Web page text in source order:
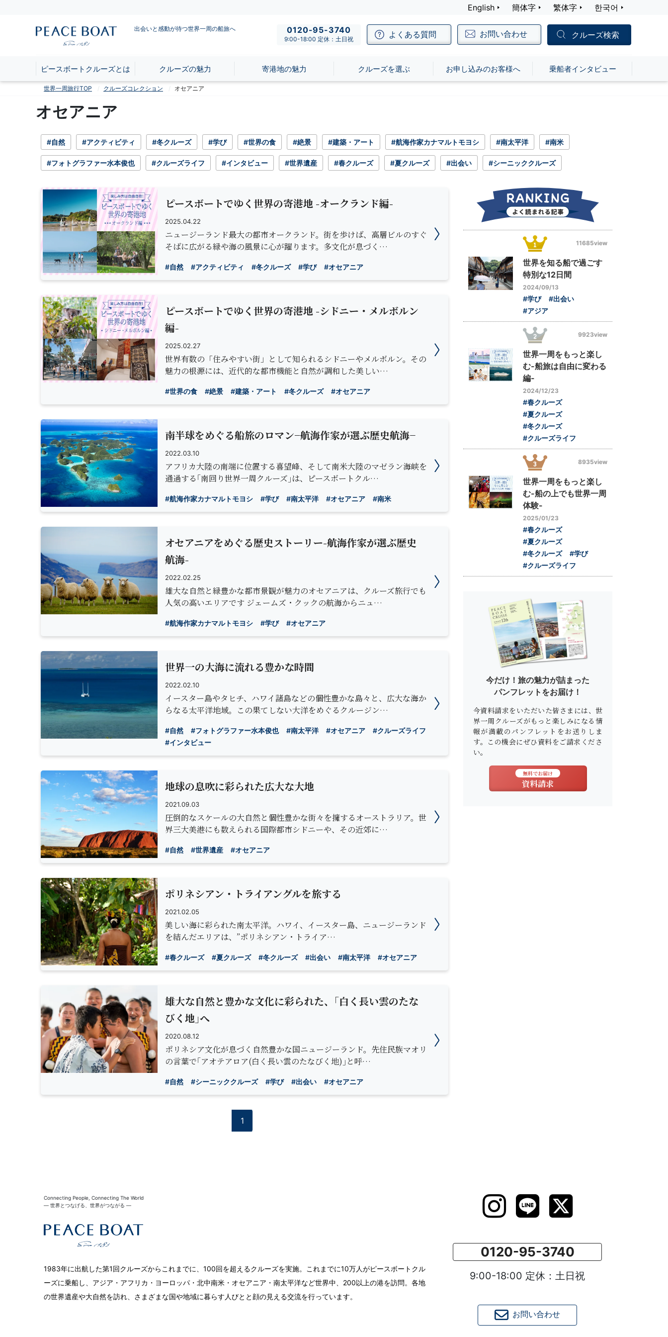
English 簡体字 繁体字 한국어
出会いと感動が待つ世界一周の船旅へ 0120-95-3740
9:00-18:00 定休：土日祝 よくある質問 お問い合わせ クルーズ検索
ピースボートクルーズとは クルーズの魅力 寄港地の魅力 クルーズを選ぶ お申し込みのお客様へ 乗船者インタビュー
世界一周旅行TOP クルーズコレクション オセアニア
オセアニア
#自然 #アクティビティ #冬クルーズ #学び #世界の食 #絶景 #建築・アート #航海作家カナマルトモヨシ #南太平洋 #南米
#フォトグラファー水本俊也 #クルーズライフ #インタビュー #世界遺産 #春クルーズ #夏クルーズ #出会い #シーニッククルーズ
ピースボートでゆく世界の寄港地 -オークランド編-
2025.04.22
ニュージーランド最大の都市オークランド。街を歩けば、高層ビルのすぐ
そばに広がる緑や海の風景に心が躍ります。多文化が息づく…
#自然 #アクティビティ #冬クルーズ #学び #オセアニア
ピースボートでゆく世界の寄港地 -シドニー・メルボルン
編-
2025.02.27
世界有数の「住みやすい街」として知られるシドニーやメルボルン。その
魅力の根源には、近代的な都市機能と自然が調和した美しい…
#世界の食 #絶景 #建築・アート #冬クルーズ #オセアニア
南半球をめぐる船旅のロマン−航海作家が選ぶ歴史航海−
2022.03.10
アフリカ大陸の南端に位置する喜望峰、そして南米大陸のマゼラン海峡を
通過する｢南回り世界一周クルーズ｣は、ピースボートクル…
#航海作家カナマルトモヨシ #学び #南太平洋 #オセアニア #南米
オセアニアをめぐる歴史ストーリー-航海作家が選ぶ歴史
航海-
2022.02.25
雄大な自然と緑豊かな都市景観が魅力のオセアニアは、クルーズ旅行でも
人気の高いエリアです ジェームズ・クックの航海からニュ…
#航海作家カナマルトモヨシ #学び #オセアニア
世界一の大海に流れる豊かな時間
2022.02.10
イースター島やタヒチ、ハワイ諸島などの個性豊かな島々と、広大な海か
らなる太平洋地域。この果てしない大洋をめぐるクルージン…
#自然 #フォトグラファー水本俊也 #南太平洋 #オセアニア
#クルーズライフ
#インタビュー
地球の息吹に彩られた広大な大地
2021.09.03
圧倒的なスケールの大自然と個性豊かな街々を擁するオーストラリア。世
界三大美港にも数えられる国際都市シドニーや、その近郊に…
#自然 #世界遺産 #オセアニア
ポリネシアン・トライアングルを旅する
2021.02.05
美しい海に彩られた南太平洋。ハワイ、イースター島、ニュージーランド
を結んだエリアは、”ポリネシアン・トライア…
#春クルーズ #夏クルーズ #冬クルーズ #出会い #南太平洋 #オセアニア
雄大な自然と豊かな文化に彩られた、｢白く長い雲のたな
びく地｣へ
2020.08.12
ポリネシア文化が息づく自然豊かな国ニュージーランド。先住民族マオリ
の言葉で｢アオテアロア(白く長い雲のたなびく地)｣と呼…
#自然 #シーニッククルーズ #学び #出会い #オセアニア
1
11685view
世界を知る船で過ごす
特別な12日間
2024/09/13
#学び
#出会い
#アジア
9923view
世界一周をもっと楽し
む-船旅は自由に変わる
編-
2024/12/23
#春クルーズ
#夏クルーズ
#冬クルーズ
#クルーズライフ
8935view
世界一周をもっと楽し
む-船の上でも世界一周
体験-
2025/01/23
#春クルーズ
#夏クルーズ
#冬クルーズ
#学び
#クルーズライフ
今だけ！旅の魅力が詰まった
パンフレットをお届け！
今資料請求をいただいた皆さまには、世
界一周クルーズがもっと楽しみになる情
報が満載のパンフレットをお送りしま
す。この機会にぜひ資料をご請求くださ
い。
無料でお届け
資料請求
0120-95-3740
9:00-18:00 定休：土日祝
お問い合わせ
Connecting People, Connecting The World
― 世界とつなげる、世界がつながる ―
1983年に出航した第1回クルーズからこれまでに、100回を超えるクルーズを実施。これまでに10万人がピースボートクル
ーズに乗船し、アジア・アフリカ・ヨーロッパ・北中南米・オセアニア・南太平洋など世界中、200以上の港を訪問。各地
の世界遺産や大自然を訪れ、さまざまな国や地域に暮らす人びとと顔の見える交流を行っています。